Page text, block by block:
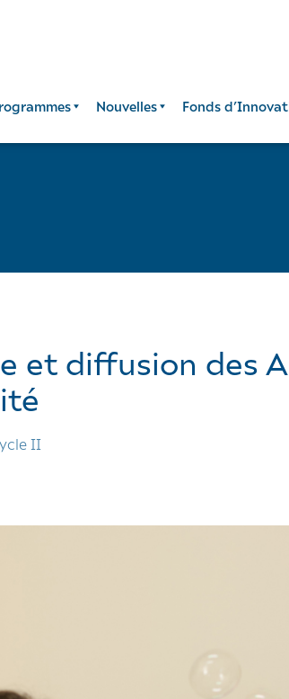
Nouvelles Fonds
et diffusion des
II